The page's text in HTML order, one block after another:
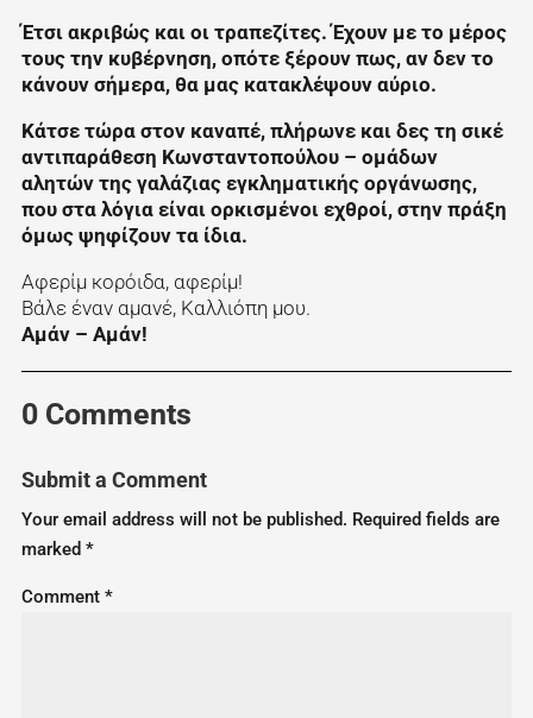
Έτσι ακριβώς και οι τραπεζίτες. Έχουν με το μέρος
τους την κυβέρνηση, οπότε ξέρουν πως, αν δεν το
κάνουν σήμερα, θα μας κατακλέψουν αύριο.
Κάτσε τώρα στον καναπέ, πλήρωνε και δες τη σικέ
αντιπαράθεση Κωνσταντοπούλου – ομάδων
αλητών της γαλάζιας εγκληματικής οργάνωσης,
που στα λόγια είναι ορκισμένοι εχθροί, στην πράξη
όμως ψηφίζουν τα ίδια.
Αφερίμ κορόιδα, αφερίμ!
Βάλε έναν αμανέ, Καλλιόπη μου.
Αμάν – Αμάν!
0 Comments
Submit a Comment
Your email address will not be published. Required fields are
marked *
Comment *